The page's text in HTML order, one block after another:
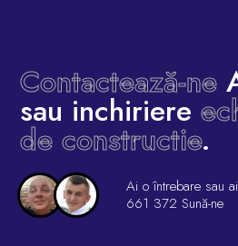
Contactează-ne
sau inchiriere
de constructie.
Ai o întrebare sau
661 372 Sună-ne